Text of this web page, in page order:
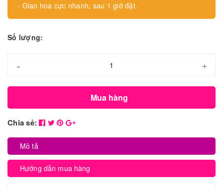
- Giao hoa cực nhanh, sau 1 giờ đặt.
Số lượng:
- +
Mua hàng
Chia sẻ:
Mô tả
Hướng dẫn mua hàng